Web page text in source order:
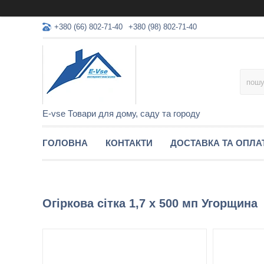
+380 (66) 802-71-40 +380 (98) 802-71-40
E-vse Товари для дому, саду та городу
ГОЛОВНА КОНТАКТИ ДОСТАВКА ТА
Огіркова сітка 1,7 х 500 мп Угорщина